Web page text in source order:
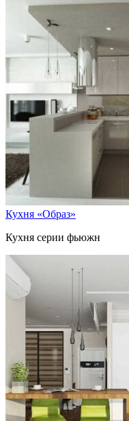
Кухня «Образ»
Кухня серии фьюжн